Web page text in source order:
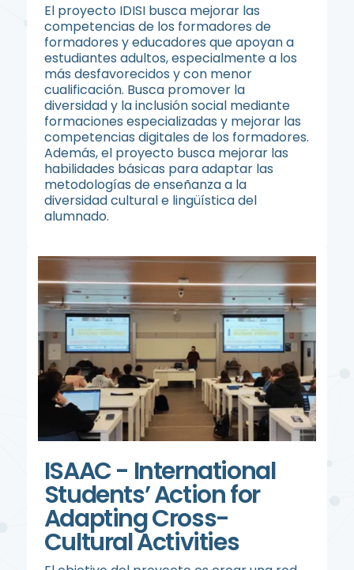
El proyecto IDISI busca mejorar las
competencias de los formadores de
formadores y educadores que apoyan a
estudiantes adultos, especialmente a los
más desfavorecidos y con menor
cualificación. Busca promover la
diversidad y la inclusión social mediante
formaciones especializadas y mejorar las
competencias digitales de los formadores.
Además, el proyecto busca mejorar las
habilidades básicas para adaptar las
metodologías de enseñanza a la
diversidad cultural e lingüística del
alumnado.
ISAAC - International
Students’ Action for
Adapting Cross-
Cultural Activities